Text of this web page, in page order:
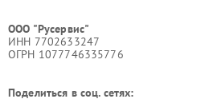
ООО "Русервис"
ИНН 7702633247
ОГРН 1077746335776
Поделиться в соц. сетях: